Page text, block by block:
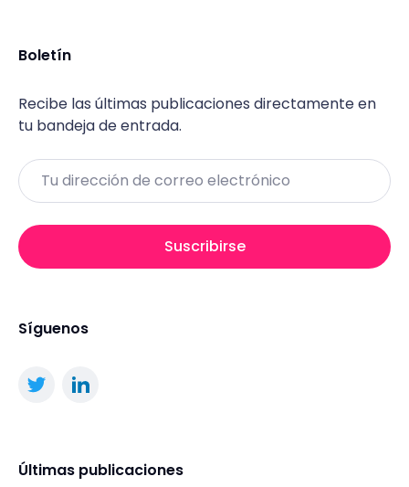
Boletín
Recibe las últimas publicaciones directamente en
tu bandeja de entrada.
Email
Suscribirse
Síguenos
Últimas publicaciones